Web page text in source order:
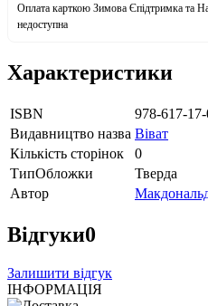
Оплата карткою Зимова Єпідтримка та
недоступна
Характеристики
ISBN
978-617-
Видавництво назва Віват
Кількість сторінок
0
ТипОбложки
Тверда
Автор
Відгуки0
Залишити відгук
ІНФОРМАЦІЯ